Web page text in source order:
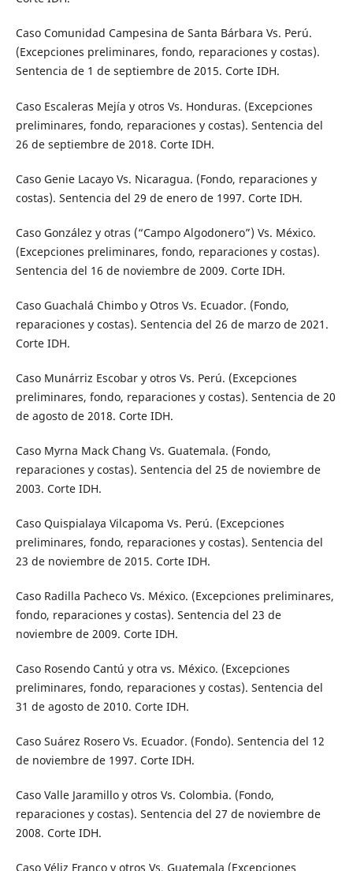
Caso Comunidad Campesina de Santa Bárbara Vs. Perú.
(Excepciones preliminares, fondo, reparaciones y costas).
Sentencia de 1 de septiembre de 2015. Corte IDH.
Caso Escaleras Mejía y otros Vs. Honduras. (Excepciones
preliminares, fondo, reparaciones y costas). Sentencia del
26 de septiembre de 2018. Corte IDH.
Caso Genie Lacayo Vs. Nicaragua. (Fondo, reparaciones y
costas). Sentencia del 29 de enero de 1997. Corte IDH.
Caso González y otras (“Campo Algodonero”) Vs. México.
(Excepciones preliminares, fondo, reparaciones y costas).
Sentencia del 16 de noviembre de 2009. Corte IDH.
Caso Guachalá Chimbo y Otros Vs. Ecuador. (Fondo,
reparaciones y costas). Sentencia del 26 de marzo de 2021.
Corte IDH.
Caso Munárriz Escobar y otros Vs. Perú. (Excepciones
preliminares, fondo, reparaciones y costas). Sentencia de 20
de agosto de 2018. Corte IDH.
Caso Myrna Mack Chang Vs. Guatemala. (Fondo,
reparaciones y costas). Sentencia del 25 de noviembre de
2003. Corte IDH.
Caso Quispialaya Vilcapoma Vs. Perú. (Excepciones
preliminares, fondo, reparaciones y costas). Sentencia del
23 de noviembre de 2015. Corte IDH.
Caso Radilla Pacheco Vs. México. (Excepciones preliminares,
fondo, reparaciones y costas). Sentencia del 23 de
noviembre de 2009. Corte IDH.
Caso Rosendo Cantú y otra vs. México. (Excepciones
preliminares, fondo, reparaciones y costas). Sentencia del
31 de agosto de 2010. Corte IDH.
Caso Suárez Rosero Vs. Ecuador. (Fondo). Sentencia del 12
de noviembre de 1997. Corte IDH.
Caso Valle Jaramillo y otros Vs. Colombia. (Fondo,
reparaciones y costas). Sentencia del 27 de noviembre de
2008. Corte IDH.
Caso Véliz Franco y otros Vs. Guatemala (Excepciones